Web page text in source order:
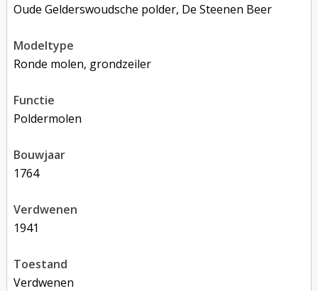
Oude Gelderswoudsche polder, De Steenen Beer
modeltype
Ronde molen, grondzeiler
functie
poldermolen
bouwjaar
1764
verdwenen
1941
toestand
verdwenen